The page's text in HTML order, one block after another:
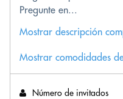
Pregunte en...
Mostrar descripción
Mostrar comodidades
Número de invitados